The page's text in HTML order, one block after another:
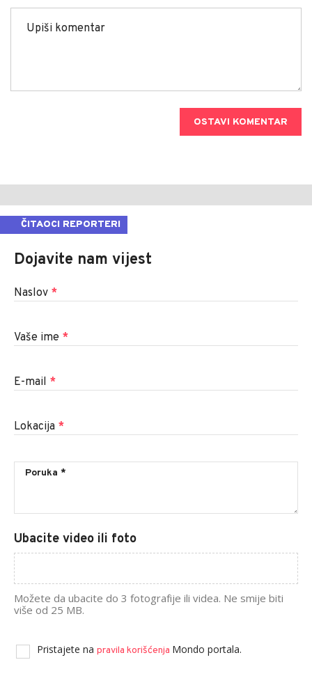
OSTAVI KOMENTAR
ČITAOCI REPORTERI
Dojavite nam vijest
Naslov *
Vaše ime *
E-mail *
Lokacija *
Ubacite video ili foto
Možete da ubacite do 3 fotografije ili videa. Ne smije biti
više od 25 MB.
Pristajete na pravila korišćenja Mondo portala.